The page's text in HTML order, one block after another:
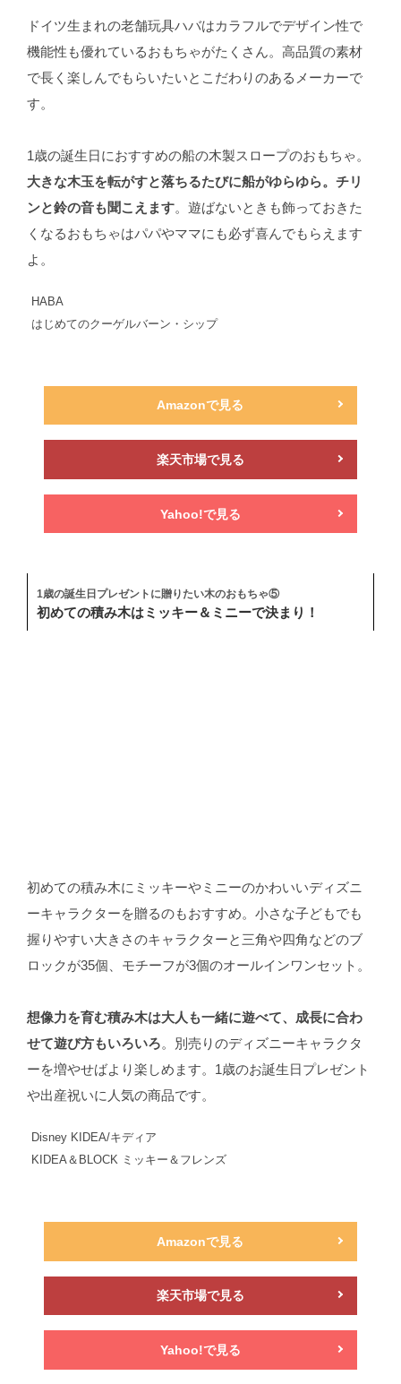
ドイツ生まれの老舗玩具ハバはカラフルでデザイン性で
機能性も優れているおもちゃがたくさん。高品質の素材
で長く楽しんでもらいたいとこだわりのあるメーカーで
す。
1歳の誕生日におすすめの船の木製スロープのおもちゃ。
大きな木玉を転がすと落ちるたびに船がゆらゆら。チリ
ンと鈴の音も聞こえます。遊ばないときも飾っておきた
くなるおもちゃはパパやママにも必ず喜んでもらえます
よ。
HABA
はじめてのクーゲルバーン・シップ
Amazonで見る
楽天市場で見る
Yahoo!で見る
1歳の誕生日プレゼントに贈りたい木のおもちゃ⑤
初めての積み木はミッキー＆ミニーで決まり！
初めての積み木にミッキーやミニーのかわいいディズニ
ーキャラクターを贈るのもおすすめ。小さな子どもでも
握りやすい大きさのキャラクターと三角や四角などのブ
ロックが35個、モチーフが3個のオールインワンセット。
想像力を育む積み木は大人も一緒に遊べて、成長に合わ
せて遊び方もいろいろ。別売りのディズニーキャラクタ
ーを増やせばより楽しめます。1歳のお誕生日プレゼント
や出産祝いに人気の商品です。
Disney KIDEA/キディア
KIDEA＆BLOCK ミッキー＆フレンズ
Amazonで見る
楽天市場で見る
Yahoo!で見る